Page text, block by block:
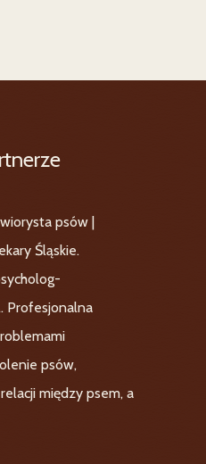
psów |
Śląskie.
Profesjonalna
psów,
między psem, a